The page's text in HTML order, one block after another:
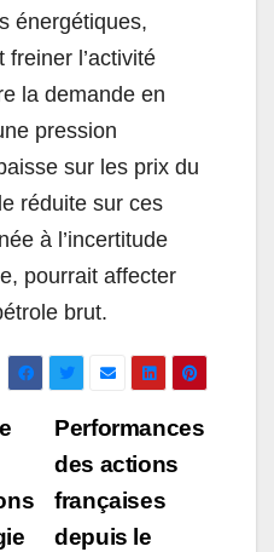
énergétiques,
l’activité
la demande en
pression
sur les prix du
réduite sur ces
à l’incertitude
pourrait affecter
brut.
Performances
des actions
françaises
depuis le